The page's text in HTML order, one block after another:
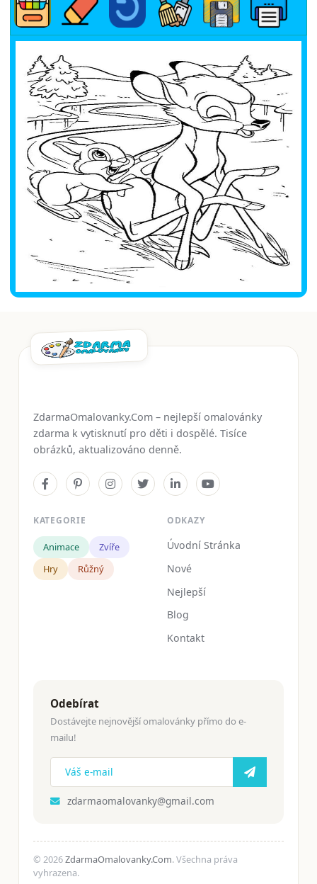
ZdarmaOmalovanky.Com – nejlepší omalovánky
zdarma k vytisknutí pro děti i dospělé. Tisíce
obrázků, aktualizováno denně.
KATEGORIE
Animace
Zvíře
Hry
Růžný
ODKAZY
Úvodní Stránka
Nové
Nejlepší
Blog
Kontakt
Odebírat
Dostávejte nejnovější omalovánky přímo do e-
mailu!
zdarmaomalovanky@gmail.com
© 2026ZdarmaOmalovanky.Com. Všechna práva
vyhrazena.